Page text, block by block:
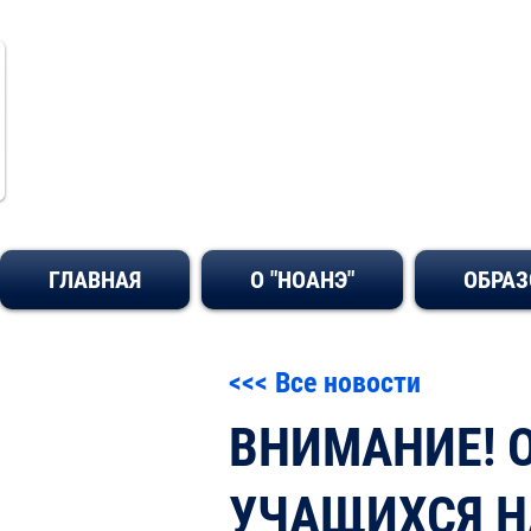
ГЛАВНАЯ О "НОАНЭ"
<<< Все новости
ВНИМАНИЕ!
УЧАЩИХСЯ